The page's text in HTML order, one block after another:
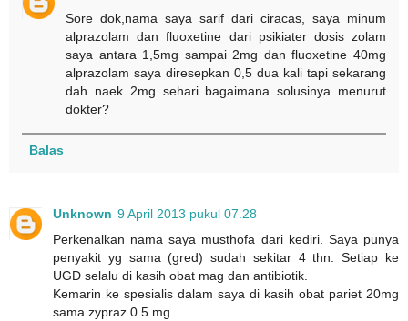
Sore dok,nama saya sarif dari ciracas, saya minum
alprazolam dan fluoxetine dari psikiater dosis zolam
saya antara 1,5mg sampai 2mg dan fluoxetine 40mg
alprazolam saya diresepkan 0,5 dua kali tapi sekarang
dah naek 2mg sehari bagaimana solusinya menurut
dokter?
Balas
Unknown 9 April 2013 pukul 07.28
Perkenalkan nama saya musthofa dari kediri. Saya punya
penyakit yg sama (gred) sudah sekitar 4 thn. Setiap ke
UGD selalu di kasih obat mag dan antibiotik.
Kemarin ke spesialis dalam saya di kasih obat pariet 20mg
sama zypraz 0.5 mg.